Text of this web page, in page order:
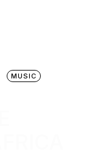
MUSIC